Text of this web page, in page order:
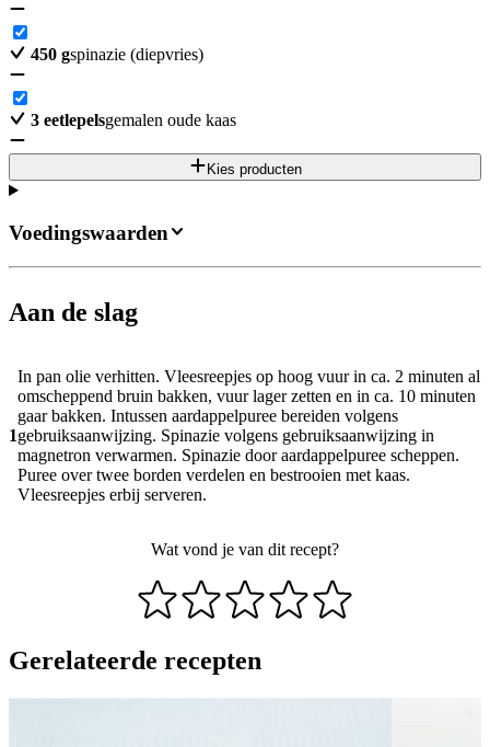
450 gspinazie (diepvries)
3 eetlepelsgemalen oude kaas
Kies producten
Aan de slag
1
In pan olie verhitten. Vleesreepjes op hoog vuur in ca. 2 minuten al
omscheppend bruin bakken, vuur lager zetten en in ca. 10 minuten
gaar bakken. Intussen aardappelpuree bereiden volgens
gebruiksaanwijzing. Spinazie volgens gebruiksaanwijzing in
magnetron verwarmen. Spinazie door aardappelpuree scheppen.
Puree over twee borden verdelen en bestrooien met kaas.
Vleesreepjes erbij serveren.
Wat vond je van dit recept?
Voedingswaarden
Gerelateerde recepten